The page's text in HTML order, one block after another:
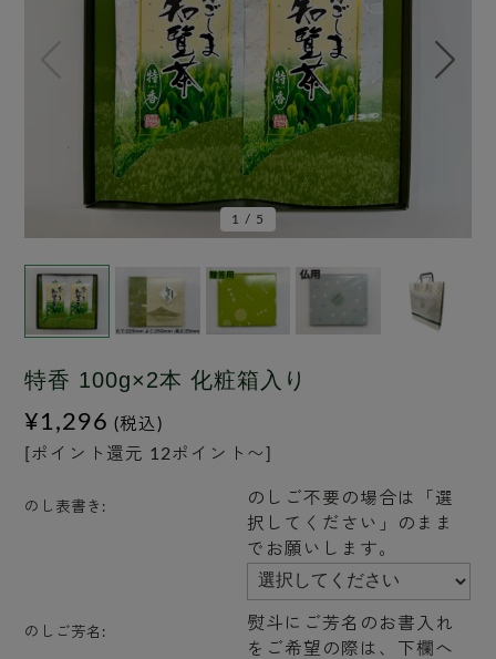
1 / 5
特香 100g×2本 化粧箱入り
¥1,296 (税込)
[ポイント還元 12ポイント〜]
のし表書き:
のしご不要の場合は「選
択してください」のまま
でお願いします。
のしご芳名:
熨斗にご芳名のお書入れ
をご希望の際は、下欄へ